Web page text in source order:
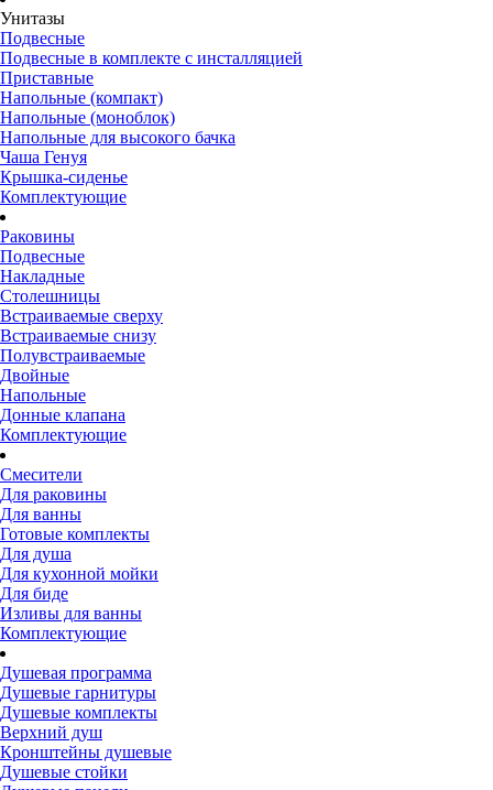
Унитазы
Подвесные
Подвесные в комплекте с инсталляцией
Приставные
Напольные (компакт)
Напольные (моноблок)
Напольные для высокого бачка
Чаша Генуя
Крышка-сиденье
Комплектующие
Раковины
Подвесные
Накладные
Столешницы
Встраиваемые сверху
Встраиваемые снизу
Полувстраиваемые
Двойные
Напольные
Донные клапана
Комплектующие
Смесители
Для раковины
Для ванны
Готовые комплекты
Для душа
Для кухонной мойки
Для биде
Изливы для ванны
Комплектующие
Душевая программа
Душевые гарнитуры
Душевые комплекты
Верхний душ
Кронштейны душевые
Душевые стойки